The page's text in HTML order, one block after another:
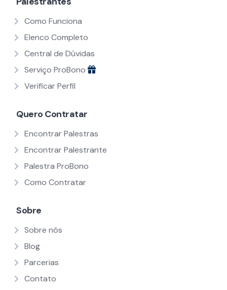
Como Funciona
Elenco Completo
Central de Dúvidas
Serviço ProBono
Verificar Perfil
Quero Contratar
Encontrar Palestras
Encontrar Palestrante
Palestra ProBono
Como Contratar
Sobre
Sobre nós
Blog
Parcerias
Contato